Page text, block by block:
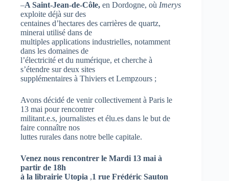
–A Saint-Jean-de-Côle, en Dordogne, où Imerys
exploite déjà sur des
centaines d’hectares des carrières de quartz,
minerai utilisé dans de
multiples applications industrielles, notamment
dans les domaines de
l’électricité et du numérique, et cherche à
s’étendre sur deux sites
supplémentaires à Thiviers et Lempzours ;
Avons décidé de venir collectivement à Paris le
13 mai pour rencontrer
militant.e.s, journalistes et élu.es dans le but de
faire connaître nos
luttes rurales dans notre belle capitale.
Venez nous rencontrer le Mardi 13 mai à
partir de 18h
à la librairie Utopia ,1 rue Frédéric Sauton